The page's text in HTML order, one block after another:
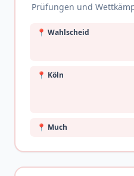
Prüfungen und
📍 Wahlscheid
📍 Köln
📍 Much